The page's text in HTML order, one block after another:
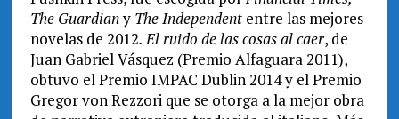
The Guardiany The Independententre las mejores
novelas de 2012. El ruido de las cosas al caer, de
Juan Gabriel Vásquez (Premio Alfaguara 2011),
obtuvo el Premio IMPAC Dublin 2014 y el Premio
Gregor von Rezzori que se otorga a la mejor obra